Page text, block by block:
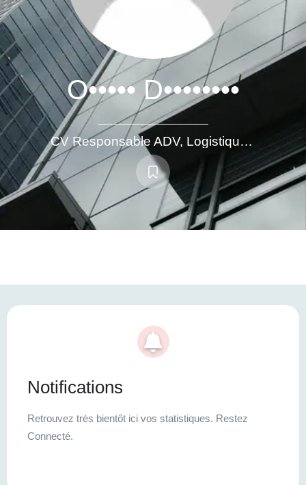
O••••• D••••••••
CV Responsable ADV, Logistique, Transport, Supply Chain
Notifications
Retrouvez très bientôt ici vos statistiques. Restez
Connecté.